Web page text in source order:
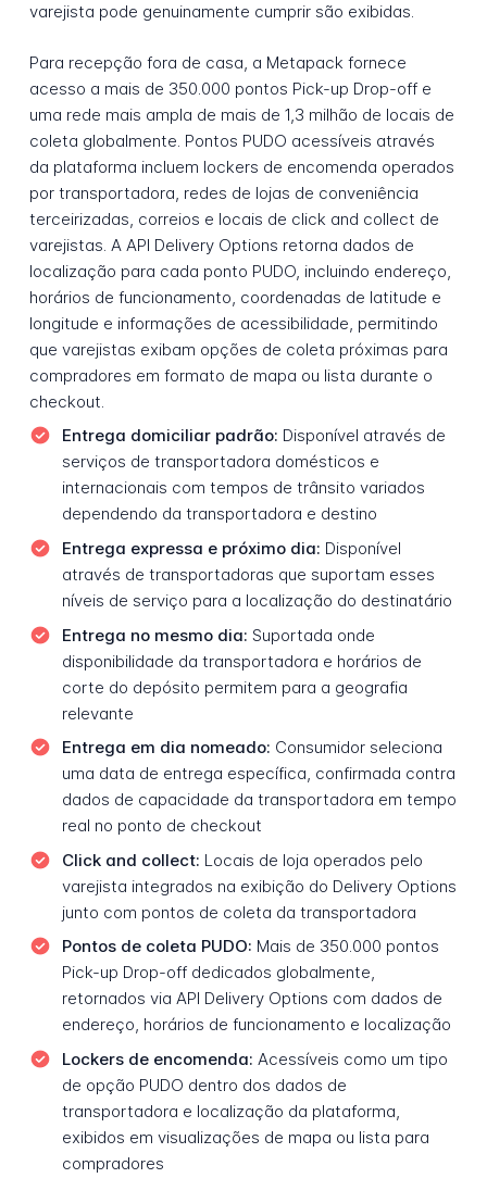
varejista pode genuinamente cumprir são exibidas.
Para recepção fora de casa, a Metapack fornece
acesso a mais de 350.000 pontos Pick-up Drop-off e
uma rede mais ampla de mais de 1,3 milhão de locais de
coleta globalmente. Pontos PUDO acessíveis através
da plataforma incluem lockers de encomenda operados
por transportadora, redes de lojas de conveniência
terceirizadas, correios e locais de click and collect de
varejistas. A API Delivery Options retorna dados de
localização para cada ponto PUDO, incluindo endereço,
horários de funcionamento, coordenadas de latitude e
longitude e informações de acessibilidade, permitindo
que varejistas exibam opções de coleta próximas para
compradores em formato de mapa ou lista durante o
checkout.
Entrega domiciliar padrão: Disponível através de
serviços de transportadora domésticos e
internacionais com tempos de trânsito variados
dependendo da transportadora e destino
Entrega expressa e próximo dia: Disponível
através de transportadoras que suportam esses
níveis de serviço para a localização do destinatário
Entrega no mesmo dia: Suportada onde
disponibilidade da transportadora e horários de
corte do depósito permitem para a geografia
relevante
Entrega em dia nomeado: Consumidor seleciona
uma data de entrega específica, confirmada contra
dados de capacidade da transportadora em tempo
real no ponto de checkout
Click and collect: Locais de loja operados pelo
varejista integrados na exibição do Delivery Options
junto com pontos de coleta da transportadora
Pontos de coleta PUDO: Mais de 350.000 pontos
Pick-up Drop-off dedicados globalmente,
retornados via API Delivery Options com dados de
endereço, horários de funcionamento e localização
Lockers de encomenda: Acessíveis como um tipo
de opção PUDO dentro dos dados de
transportadora e localização da plataforma,
exibidos em visualizações de mapa ou lista para
compradores